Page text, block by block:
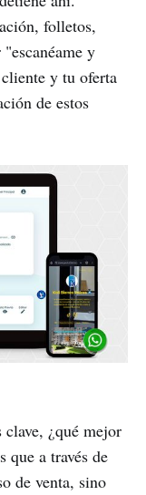
folletos,
y
y tu oferta
de estos
¿qué mejor
que a través de
de venta, sino